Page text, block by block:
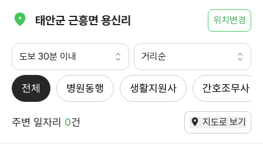
태안군 근흥면 용신리 위치변경
도보 30분 이내 거리순
전체 병원동행 생활지원사 간호조무사
주변 일자리 0건 지도로 보기